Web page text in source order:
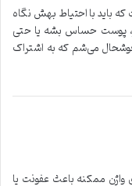
باید با احتیاط بهش نگاه
پوست حساس بشه یا حتی
خوشحال می‌شم که به اشتراک
ممکنه باعث عفونت یا